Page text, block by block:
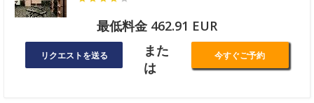
最低料金 462.91 EUR
リクエストを送る
また
は
今すぐご予約